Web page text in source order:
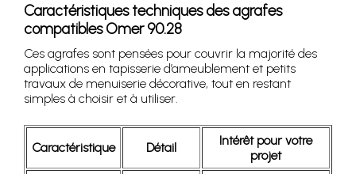
Caractéristiques techniques des agrafes
compatibles Omer 90.28
Ces agrafes sont pensées pour couvrir la majorité des
applications en tapisserie d’ameublement et petits
travaux de menuiserie décorative, tout en restant
simples à choisir et à utiliser.
Caractéristique Détail
Intérêt pour votre
projet